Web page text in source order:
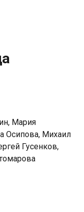
разносится по
всем
Мария
Осипова, Михаил
Гусенков,